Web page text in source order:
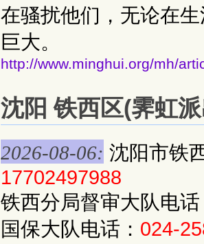
在骚扰他们，无论在
巨大。
http://www.minghui.org/mh/
沈阳 铁西区(霁虹
2026-08-06: 沈阳市铁
17702497988
铁西分局督审大队电
国保大队电话： 024-